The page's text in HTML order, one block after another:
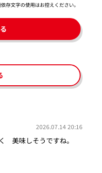
存文字の使用はお控えください。​
2026.07.14 20:16
美味しそうですね。